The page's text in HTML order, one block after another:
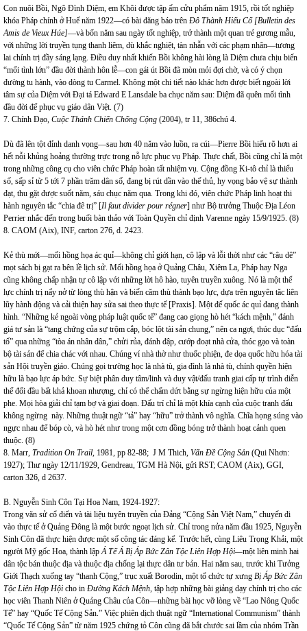
Con nuôi Bồi, Ngô Đình Diệm, em Khôi được tập ấm cửu phẩm năm 1915, rồi tốt nghiệp
khóa Pháp chính ở Huế năm 1922—có bài đăng báo trên Đô Thành Hiếu Cổ [Bulletin des
Amis de Vieux Húe]—và bốn năm sau ngày tốt nghiệp, trở thành một quan trẻ gương mẫu,
với những lời truyền tụng thanh liêm, dù khắc nghiệt, tàn nhẫn với các phạm nhân—tương
lai chính trị đầy sáng lạng. Điều duy nhất khiến Bồi không hài lòng là Diệm chưa chịu biến
“mối tình lớn” đầu đời thành hôn lễ—con gái út Bồi đã mòn mỏi đợi chờ, và có ý chọn
đường tu hành, vào dòng tu Carmel. Không một chi tiết nào khác hơn được biết ngoài lời
tâm sự của Diệm với Đại tá Edward E Lansdale ba chục năm sau: Diệm đã quên mối tình
đầu đời để phục vụ giáo dân Việt. (7)
7. Chính Đạo, Cuộc Thánh Chiến Chống Cộng (2004), tr 11, 386chú 4.
Dù đã lên tột đỉnh danh vọng—sau hơn 40 năm vào luồn, ra cúi—Pierre Bồi hiểu rõ hơn ai
hết nỗi khủng hoảng thường trực trong nỗ lực phục vụ Pháp. Thực chất, Bồi cũng chỉ là một
trong những công cụ cho viên chức Pháp hoàn tất nhiệm vụ. Cộng đồng Ki-tô chỉ là thiểu
số, sấp sỉ từ 5 tới 7 phần trăm dân số, đang bị rút dần vào thế thủ, hy vọng bảo vệ sự thành
đạt, thu gặt được suốt năm, sáu chục năm qua. Trong khi đó, viên chức Pháp linh hoạt thi
hành nguyên tắc “chia đê trị” [Il faut divider pour régner] như Bộ trưởng Thuộc Địa Léon
Perrier nhắc đến trong buổi bàn thảo với Toàn Quyền chỉ định Varenne ngày 15/9/1925. (8)
8. CAOM (Aix), INF, carton 276, d. 2423.
Kẻ thù mới—mối hồng họa ác quỉ—không chỉ giới hạn, cô lập và lỗi thời như các “râu dê”
mọt sách bị gạt ra bên lề lịch sử. Mối hồng họa ở Quảng Châu, Xiêm La, Pháp hay Nga
cũng không chấp nhận tự cô lập với những lời hô hào, tuyên truyền xuông. Nó là một thế
lực chính trị nẩy nở từ lòng thù hận và biến căm thù thành bạo lực, dựa trên nguyên tăc liên
lũy hành động và cải thiện hay sửa sai theo thực tế [Praxis]. Một đế quốc ác quỉ đang thành
hình. “Những kẻ ngoài vòng pháp luật quốc tế” đang cao giọng hò hét “kách mệnh,” đánh
giá tư sản là “tang chứng của sự trộm cắp, bóc lột tài sản chung,” nên ca ngợi, thúc dục “đấu
tố” qua những “tòa án nhân dân,” chửi rủa, đánh đập, cướp đoạt nhà cửa, thóc gạo và toàn
bộ tài sản để chia chác với nhau. Chúng ví nhà thờ như thuốc phiện, đe dọa quốc hữu hóa tài
sản Hội truyền giáo. Chúng gọi trường học là nhà tù, gia đình là nhà tù, chính quyền hiện
hữu là bạo lực áp bức. Sự biệt phân duy tâm/linh và duy vật/đấu tranh giai cấp tự trình diễn
thế đối đầu bất khả khoan nhượng, chỉ có thể chấm dứt bằng sự ngừng hiện hữu của một
phe. Mọi hòa giải chỉ tạm bợ và giai đoạn. Đấu trí chỉ là một khía cạnh của cuộc tranh đấu
không ngừng này. Những thuật ngữ “tả” hay “hữu” trở thành vô nghĩa. Chĩa họng súng vào
ngực nhau để bóp cò, và hò hét như trong một cơn đồng bóng trở thành hoạt cảnh quen
thuộc. (8)
8. Marr, Tradition On Trail, 1981, pp 82-88; J M Thich, Vấn Đề Cộng Sản (Qui Nhơn:
1927); Thư ngày 12/11/1929, Gendreau, TGM Hà Nội, gửi RST; CAOM (Aix), GGI,
carton 326, d 2637.
B. Nguyễn Sinh Côn Tại Hoa Nam, 1924-1927:
Trong văn sử cổ điển và tài liệu tuyên truyền của Đảng “Cộng Sản Việt Nam,” chuyến đi
vào thực tế ở Quảng Đông là một bước ngoạt lịch sử. Chỉ trong nửa năm đầu 1925, Nguyễn
Sinh Côn đã thực hiện được một số công tác đáng kể. Trước hết, cùng Liêu Trọng Khải, một
người Mỹ gốc Hoa, thành lậpÁ Tế Á Bị Áp Bức Zân Tộc Liên Hợp Hội—một liên minh hai
dân tộc bán thuộc địa và thuộc địa chống lại thực dân tư bản. Hai năm sau, trước khi Tưởng
Giới Thạch xuống tay “thanh Cộng,” trục xuất Borodin, một tổ chức tự xưng Bị Áp Bức Zân
Tộc Liên Hợp Hội cho in Đường Kách Mệnh, tập hợp những bài giảng dạy chính trị cho các
học viên Thanh Niên ở Quảng Châu của Côn—những bài học vỡ lòng về “Lao Nông Quốc
Tế” hay “Quốc Tế Cộng Sản.” Việc phiên dịch thuật ngữ “International Communism” thành
“Quốc Tế Cộng Sản” từ năm 1925 chứng tỏ Côn cũng đã bắt chước sai lầm của nhóm Trần